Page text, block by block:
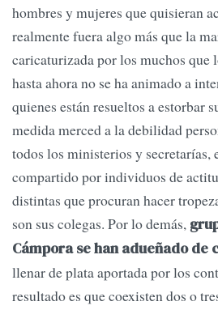
hombres y mujeres que quisieran
realmente fuera algo más que la
caricaturizada por los muchos que
hasta ahora no se ha animado a
quienes están resueltos a estorbar
medida merced a la debilidad
todos los ministerios y secretarías,
compartido por individuos de
distintas que procuran hacer
son sus colegas. Por lo demás,
Cámpora se han adueñado de
llenar de plata aportada por los
resultado es que coexisten dos o